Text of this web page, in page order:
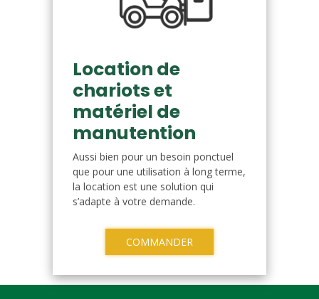
Location de
chariots et
matériel de
manutention
Aussi bien pour un besoin ponctuel
que pour une utilisation à long terme,
la location est une solution qui
s’adapte à votre demande.
COMMANDER